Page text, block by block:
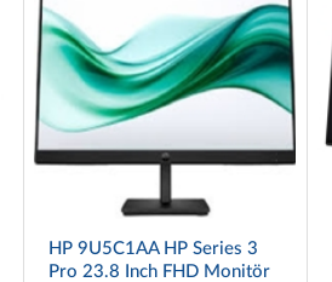
HP 9U5C1AA HP Series 3
Pro 23.8 Inch FHD Monitör